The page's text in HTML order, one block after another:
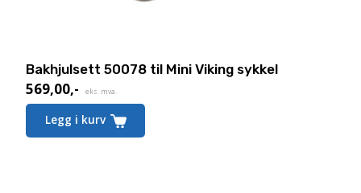
Bakhjulsett 50078 til Mini Viking sykkel
569,00,- eks. mva.
Legg i kurv